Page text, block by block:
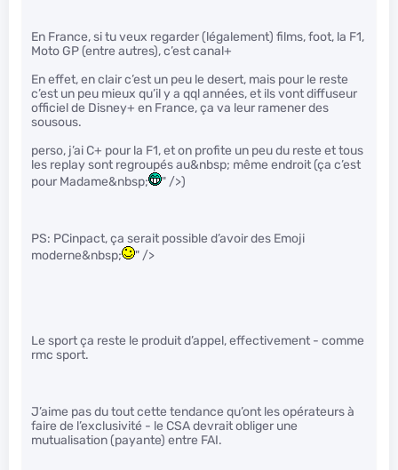
En France, si tu veux regarder (légalement) films, foot, la F1,
Moto GP (entre autres), c’est canal+
En effet, en clair c’est un peu le desert, mais pour le reste
c’est un peu mieux qu’il y a qql années, et ils vont diffuseur
officiel de Disney+ en France, ça va leur ramener des
sousous.
perso, j’ai C+ pour la F1, et on profite un peu du reste et tous
les replay sont regroupés au&nbsp; même endroit (ça c’est
pour Madame&nbsp;
" />)
PS: PCinpact, ça serait possible d’avoir des Emoji
moderne&nbsp;
" />
Le sport ça reste le produit d’appel, effectivement - comme
rmc sport.
J’aime pas du tout cette tendance qu’ont les opérateurs à
faire de l’exclusivité - le CSA devrait obliger une
mutualisation (payante) entre FAI.